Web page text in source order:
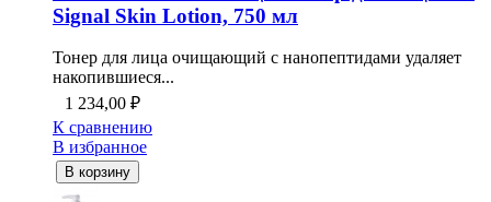
Signal Skin Lotion, 750 мл
Тонер для лица очищающий с нанопептидами удаляет
накопившиеся...
1 234,00 ₽
К сравнению
В избранное
В корзину